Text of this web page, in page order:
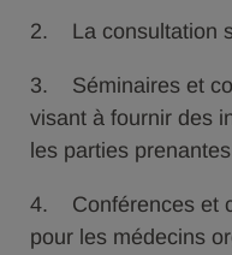
2. La consultation
3. Séminaires et
visant à fournir des
les parties
4. Conférences et
pour les médecins